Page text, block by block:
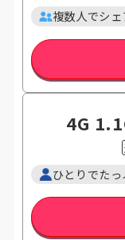
複数人でシェ
4G
ひとりでたっ